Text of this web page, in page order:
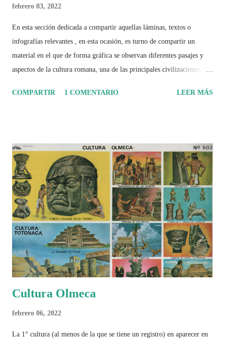
febrero 03, 2022
En esta sección dedicada a compartir aquellas láminas, textos o
infografías relevantes , en esta ocasión, es turno de compartir un
material en el que de forma gráfica se observan diferentes pasajes y
aspectos de la cultura romana, una de las principales civilizaciones que
COMPARTIR
1 COMENTARIO LEER MÁS
Cultura Olmeca
febrero 06, 2022
La 1° cultura (al menos de la que se tiene un registro) en aparecer en